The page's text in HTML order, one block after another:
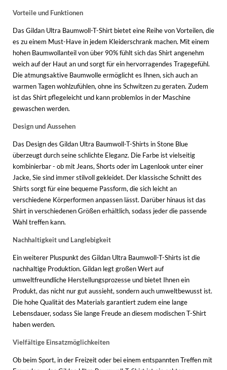
Vorteile und Funktionen
Das Gildan Ultra Baumwoll-T-Shirt bietet eine Reihe von Vorteilen, die
es zu einem Must-Have in jedem Kleiderschrank machen. Mit einem
hohen Baumwollanteil von über 90% fühlt sich das Shirt angenehm
weich auf der Haut an und sorgt für ein hervorragendes Tragegefühl.
Die atmungsaktive Baumwolle ermöglicht es Ihnen, sich auch an
warmen Tagen wohlzufühlen, ohne ins Schwitzen zu geraten. Zudem
ist das Shirt pflegeleicht und kann problemlos in der Maschine
gewaschen werden.
Design und Aussehen
Das Design des Gildan Ultra Baumwoll-T-Shirts in Stone Blue
überzeugt durch seine schlichte Eleganz. Die Farbe ist vielseitig
kombinierbar - ob mit Jeans, Shorts oder im Lagenlook unter einer
Jacke, Sie sind immer stilvoll gekleidet. Der klassische Schnitt des
Shirts sorgt für eine bequeme Passform, die sich leicht an
verschiedene Körperformen anpassen lässt. Darüber hinaus ist das
Shirt in verschiedenen Größen erhältlich, sodass jeder die passende
Wahl treffen kann.
Nachhaltigkeit und Langlebigkeit
Ein weiterer Pluspunkt des Gildan Ultra Baumwoll-T-Shirts ist die
nachhaltige Produktion. Gildan legt großen Wert auf
umweltfreundliche Herstellungsprozesse und bietet Ihnen ein
Produkt, das nicht nur gut aussieht, sondern auch umweltbewusst ist.
Die hohe Qualität des Materials garantiert zudem eine lange
Lebensdauer, sodass Sie lange Freude an diesem modischen T-Shirt
haben werden.
Vielfältige Einsatzmöglichkeiten
Ob beim Sport, in der Freizeit oder bei einem entspannten Treffen mit